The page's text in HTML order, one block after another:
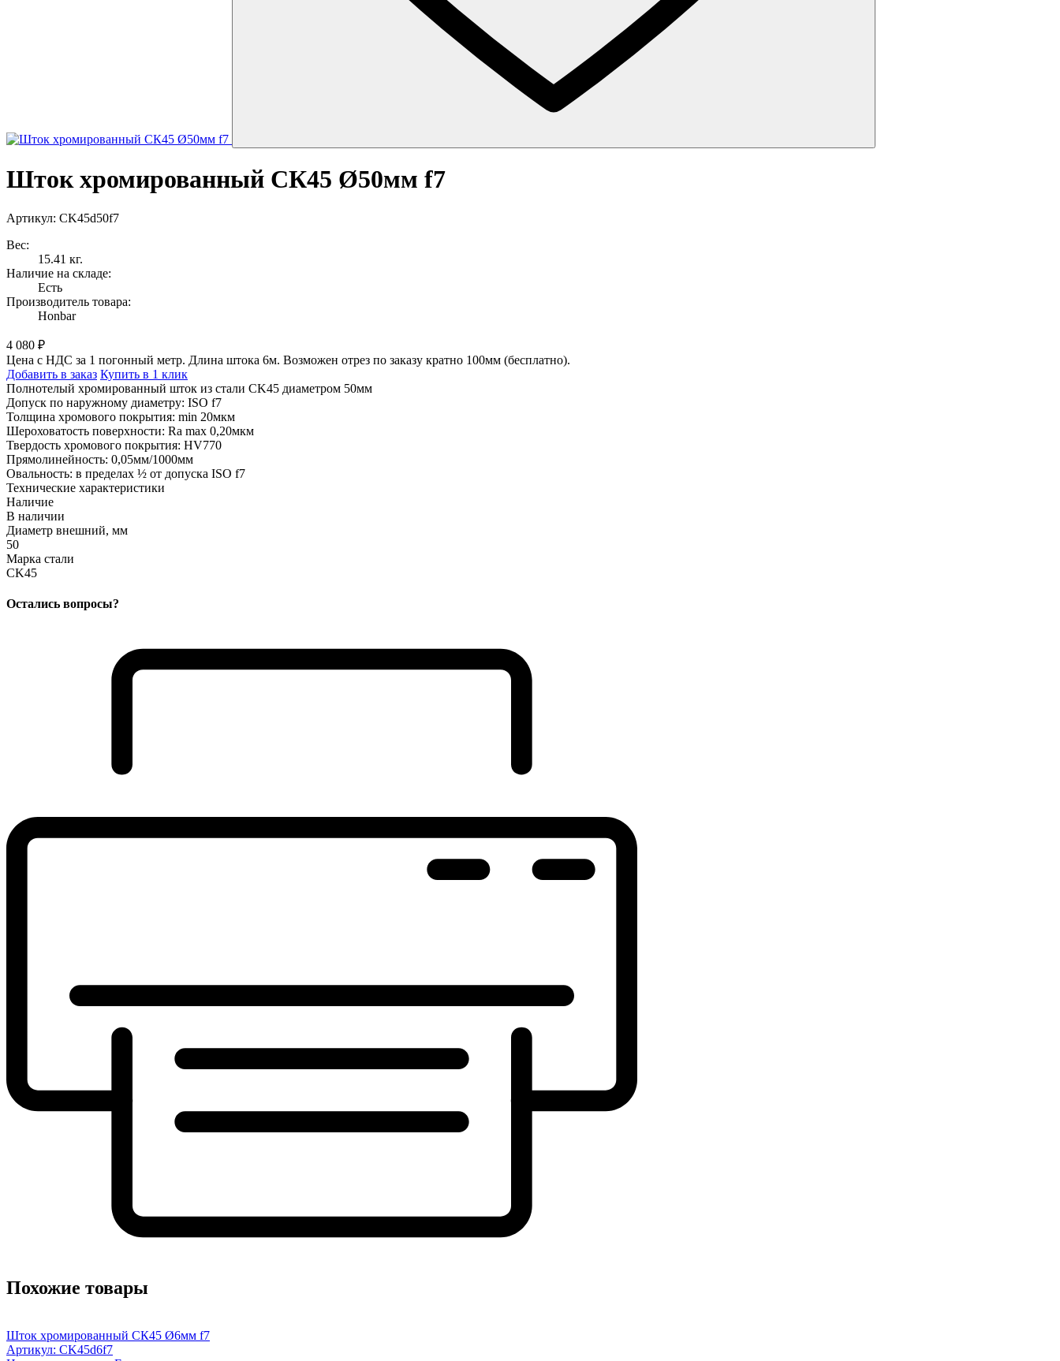
Шток хромированный СК45 Ø50мм f7
Артикул: CK45d50f7
Вес:
15.41 кг.
Наличие на складе:
Есть
Производитель товара:
Honbar
4 080 ₽
Цена с НДС за 1 погонный метр. Длина штока 6м. Возможен отрез по заказу кратно 100мм (бесплатно).
Добавить в заказ Купить в 1 клик
Полнотелый хромированный шток из стали CK45 диаметром 50мм
Допуск по наружному диаметру: ISO f7
Толщина хромового покрытия: min 20мкм
Шероховатость поверхности: Ra max 0,20мкм
Твердость хромового покрытия: HV770
Прямолинейность: 0,05мм/1000мм
Овальность: в пределах ½ от допуска ISO f7
Технические характеристики
Наличие
В наличии
Диаметр внешний, мм
50
Марка стали
CK45
Остались вопросы?
Похожие товары
Шток хромированный СК45 Ø6мм f7
Артикул: CK45d6f7